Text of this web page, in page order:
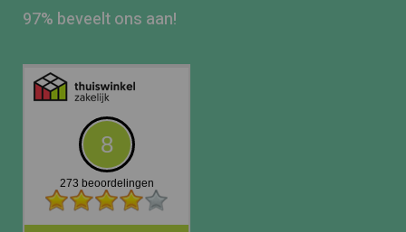
97% beveelt ons aan!